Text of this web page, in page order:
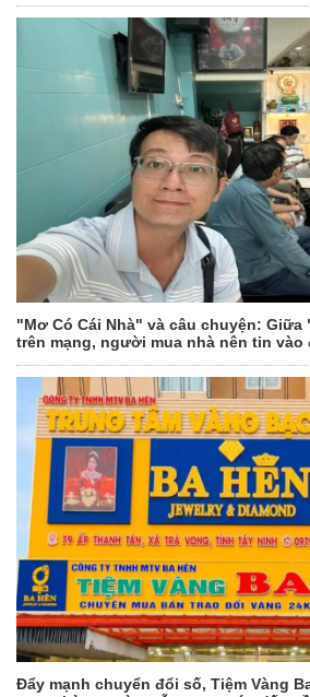
"Mơ Có Cái Nhà" và câu chuyện:
trên mạng, người mua nhà nên tin vào
Đẩy mạnh chuyển đổi số, Tiệm Vàng